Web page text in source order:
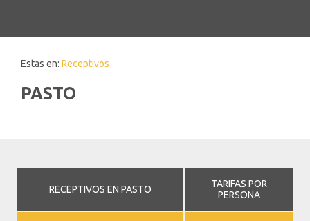
Estas en: Receptivos
PASTO
RECEPTIVOS EN PASTO
TARIFAS POR
PERSONA